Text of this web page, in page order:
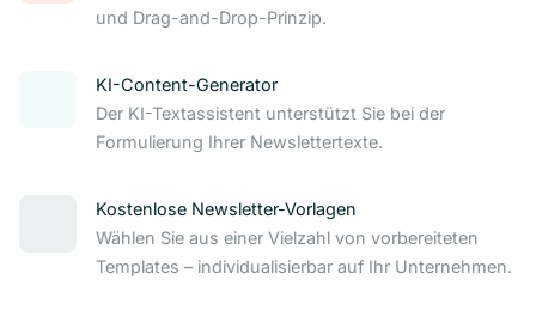
und Drag-and-Drop-Prinzip.
KI-Content-Generator
Der KI-Textassistent unterstützt Sie bei der
Formulierung Ihrer Newslettertexte.
Kostenlose Newsletter-Vorlagen
Wählen Sie aus einer Vielzahl von vorbereiteten
Templates – individualisierbar auf Ihr Unternehmen.